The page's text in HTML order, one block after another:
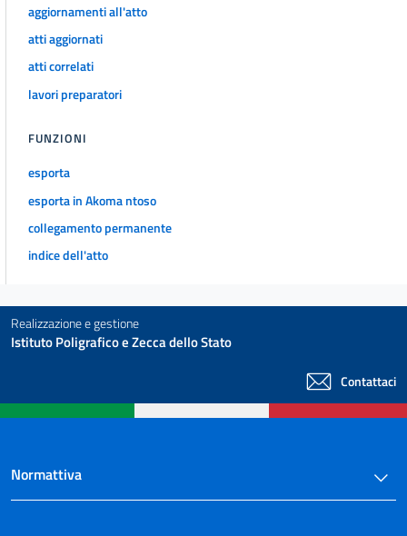
aggiornamenti all'atto
atti aggiornati
atti correlati
lavori preparatori
FUNZIONI
esporta
esporta in Akoma ntoso
collegamento permanente
indice dell'atto
Realizzazione e gestione
Istituto Poligrafico e Zecca dello Stato
Contattaci
Normattiva